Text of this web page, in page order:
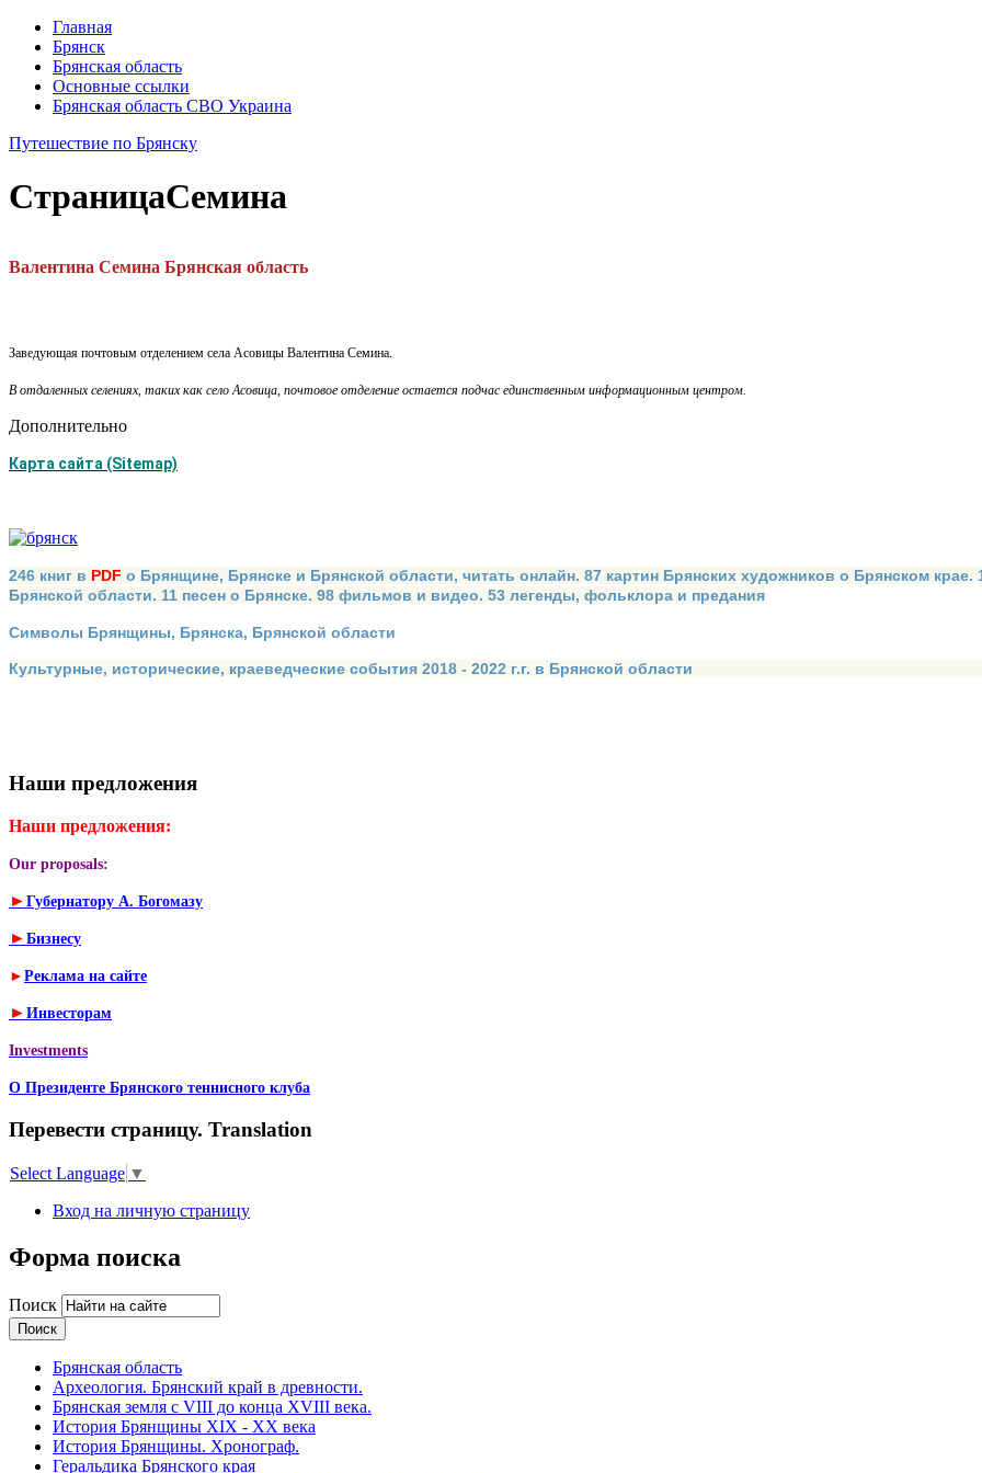
Главная
Брянск
Брянская область
Основные ссылки
Брянская область СВО Украина
Путешествие по Брянску
СтраницаСемина
Валентина Семина Брянская область
Заведующая почтовым отделением села Асовицы Валентина Семина.
В отдаленных селениях, таких как село Асовица, почтовое отделение остается подчас единственным информационным центром.
Дополнительно
Карта сайта (Sitemap)
246 книг в PDF о Брянщине, Брянске и Брянской области, читать онлайн. 87 картин Брянских художников о Брянском
Брянской области. 11 песен о Брянске. 98 фильмов и видео. 53 легенды, фольклора и предания
Символы Брянщины, Брянска, Брянской области
Культурные, исторические, краеведческие события 2018 - 2022 г.г. в Брянской области
Наши предложения
Наши предложения:
Our proposals:
► Губернатору А. Богомазу
► Бизнесу
► Реклама на сайте
► Инвесторам
Investments
О Президенте Брянского теннисного клуба
Перевести страницу. Translation
Select Language ▼
Вход на личную страницу
Форма поиска
Поиск
Брянская область
Археология. Брянский край в древности.
Брянская земля с VIII до конца XVIII века.
История Брянщины XIX - XX века
История Брянщины. Хронограф.
Геральдика Брянского края